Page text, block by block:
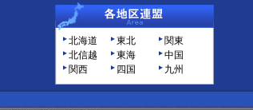
北海道 東北
関東
北信越
東海
中国
関西
四国 九州